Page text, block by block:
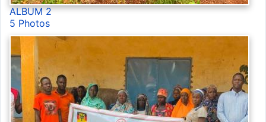
ALBUM 2
5 Photos